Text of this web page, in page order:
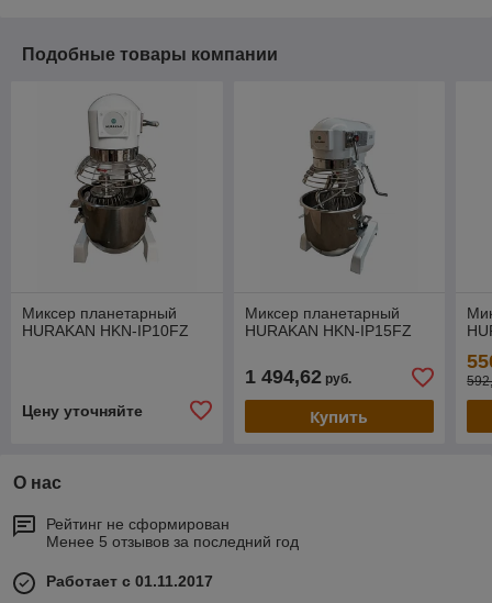
Подобные товары компании
Миксер планетарный
HURAKAN HKN-IP10FZ
Цену уточняйте
Миксер планетарный
HURAKAN HKN-IP15FZ
1 494,62руб.
Купить
О нас
Рейтинг не сформирован
Менее 5 отзывов за последний год
Работает с 01.11.2017